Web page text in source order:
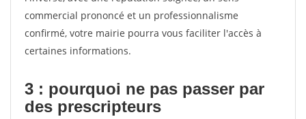
commercial prononcé et un professionnalisme
confirmé, votre mairie pourra vous faciliter l'accès à
certaines informations.
3 : pourquoi ne pas passer par
des prescripteurs